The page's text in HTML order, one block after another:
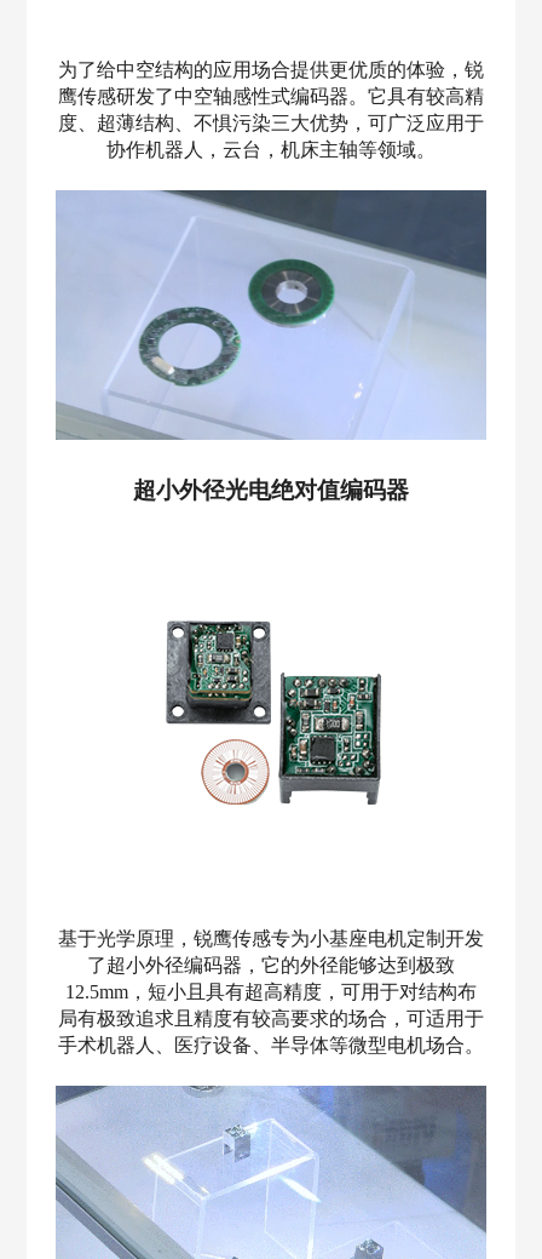
为了给中空结构的应用场合提供更优质的体验，锐
鹰传感研发了中空轴感性式编码器。它具有较高精
度、超薄结构、不惧污染三大优势，可广泛应用于
协作机器人，云台，机床主轴等领域。
超小外径光电绝对值编码器
基于光学原理，锐鹰传感专为小基座电机定制开发
了超小外径编码器，它的外径能够达到极致
12.5mm，短小且具有超高精度，可用于对结构布
局有极致追求且精度有较高要求的场合，可适用于
手术机器人、医疗设备、半导体等微型电机场合。